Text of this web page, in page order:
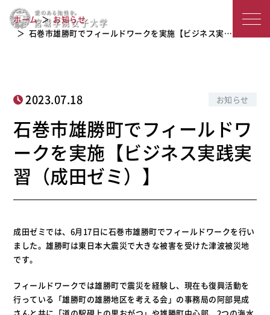
城
子
大
学
石巻市雄勝町でフィールドワークを実
施【ビジネス実践実習（成田ゼミ）】
ホーム
お知らせ
石巻市雄勝町でフィールドワークを実施【ビジネス実…
2023.07.18 お知らせ
石巻市雄勝町でフィールドワ
ークを実施【ビジネス実践実
習（成田ゼミ）】
成田ゼミでは、6月17日に石巻市雄勝町でフィールドワークを行い
ました。雄勝町は東日本大震災で大きな被害を受けた津波被災地
です。
フィールドワークでは雄勝町で震災を経験し、現在も復興活動を
行っている「雄勝町の雄勝地区を考える会」の事務局の阿部晃成